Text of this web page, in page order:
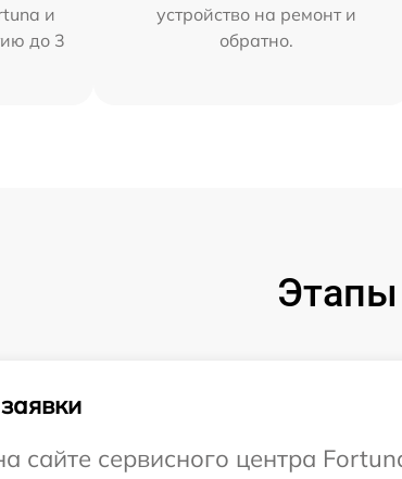
и
до 3
устройство на ремонт и
обратно.
сайте сервисного центра